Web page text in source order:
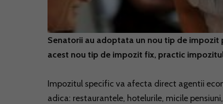
Senatorii au adoptata un nou tip de impozit
acest nou tip de impozit fix, practic
Impozitul specific va afecta direct agentii
adica: restaurantele, hotelurile, micile